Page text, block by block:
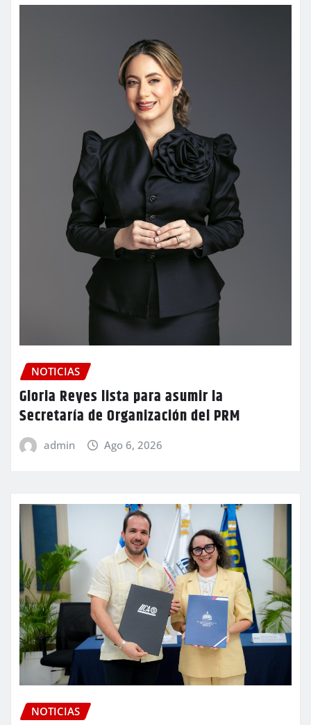
NOTICIAS
Gloria Reyes lista para asumir la
Secretaría de Organización del PRM
admin Ago 6, 2026
NOTICIAS